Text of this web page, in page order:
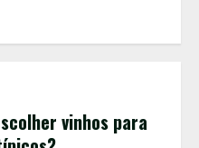
vinhos para